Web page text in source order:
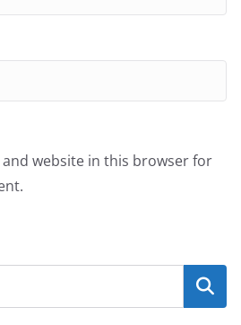
and website in this browser for
Search